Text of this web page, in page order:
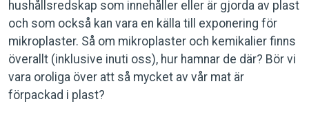
hushållsredskap som innehåller eller är gjorda av plast
och som också kan vara en källa till exponering för
mikroplaster. Så om mikroplaster och kemikalier finns
överallt (inklusive inuti oss), hur hamnar de där? Bör vi
vara oroliga över att så mycket av vår mat är
förpackad i plast?